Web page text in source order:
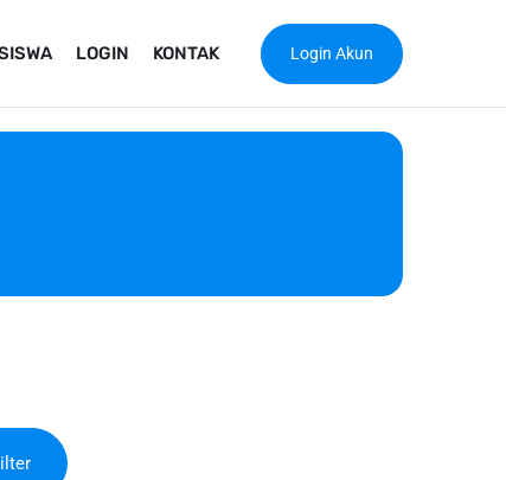
Login Akun
LOGIN KONTAK